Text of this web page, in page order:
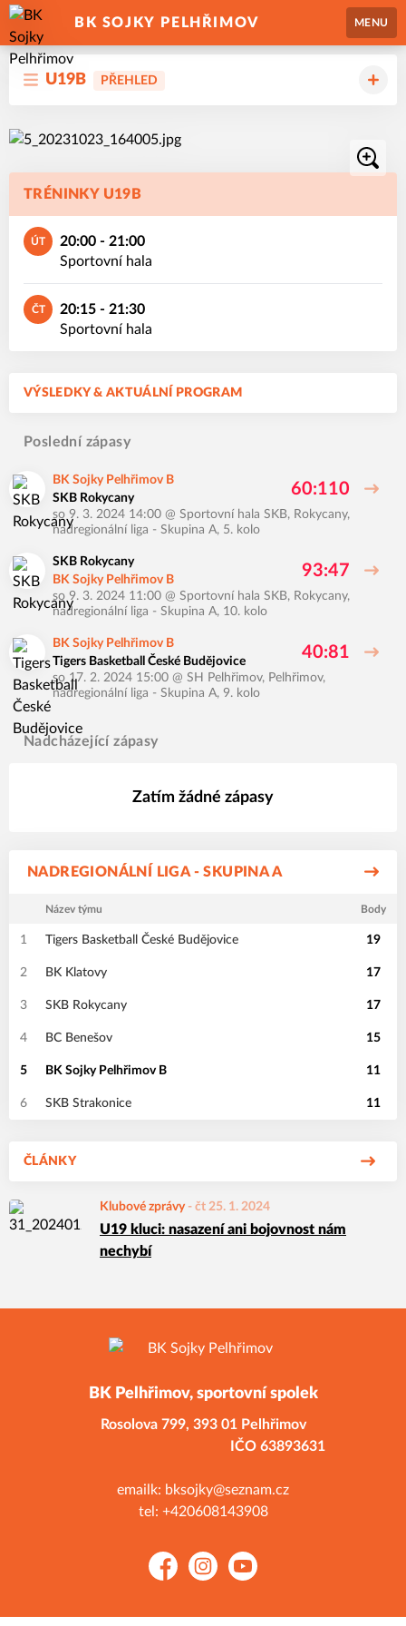
BK SOJKY PELHŘIMOV MENU
U19B PŘEHLED
TRÉNINKY U19B
ÚT
20:00 - 21:00
Sportovní hala
ČT
20:15 - 21:30
Sportovní hala
VÝSLEDKY & AKTUÁLNÍ PROGRAM
Poslední zápasy
BK Sojky Pelhřimov B
SKB Rokycany
60:110
so 9. 3. 2024 14:00 @ Sportovní hala SKB, Rokycany,
nadregionální liga - Skupina A, 5. kolo
SKB Rokycany
BK Sojky Pelhřimov B
93:47
so 9. 3. 2024 11:00 @ Sportovní hala SKB, Rokycany,
nadregionální liga - Skupina A, 10. kolo
BK Sojky Pelhřimov B
Tigers Basketball České Budějovice
40:81
so 17. 2. 2024 15:00 @ SH Pelhřimov, Pelhřimov,
nadregionální liga - Skupina A, 9. kolo
Nadcházející zápasy
Zatím žádné zápasy
NADREGIONÁLNÍ LIGA - SKUPINA A
Název týmu Body
1 Tigers Basketball České Budějovice 19
2 BK Klatovy 17
3 SKB Rokycany 17
4 BC Benešov 15
5 BK Sojky Pelhřimov B 11
6 SKB Strakonice 11
ČLÁNKY
Klubové zprávy - čt 25. 1. 2024
U19 kluci: nasazení ani bojovnost nám
nechybí
BK Pelhřimov, sportovní spolek
Rosolova 799, 393 01 Pelhřimov
IČO 63893631
emailk: bksojky@seznam.cz
tel: +420608143908
FacebookInstagramYouTube